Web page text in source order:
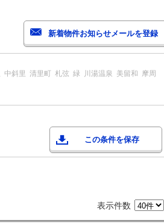
中斜里 清里町 札弦 緑 川湯温泉 美留和 摩周
この条件を保存
表示件数